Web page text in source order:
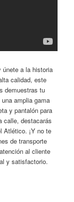
únete a la historia
calidad, este
demuestras tu
amplia gama
y pantalón para
calle, destacarás
Atlético. ¡Y no te
de transporte
al cliente
y satisfactorio.